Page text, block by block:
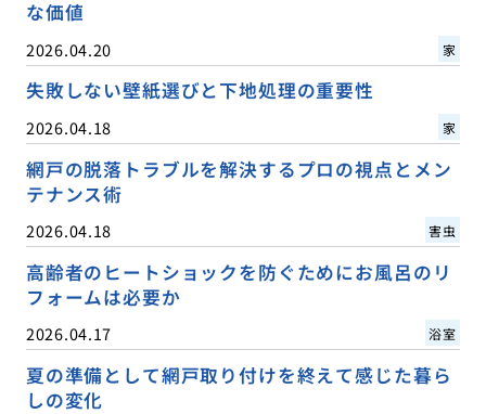
な価値
2026.04.20 家
失敗しない壁紙選びと下地処理の重要性
2026.04.18 家
網戸の脱落トラブルを解決するプロの視点とメン
テナンス術
2026.04.18 害虫
高齢者のヒートショックを防ぐためにお風呂のリ
フォームは必要か
2026.04.17 浴室
夏の準備として網戸取り付けを終えて感じた暮ら
しの変化